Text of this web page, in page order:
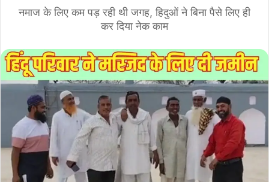
नमाज के लिए कम पड़ रही थी जगह, हिदुओं ने बिना पैसे लिए ही
कर दिया नेक काम